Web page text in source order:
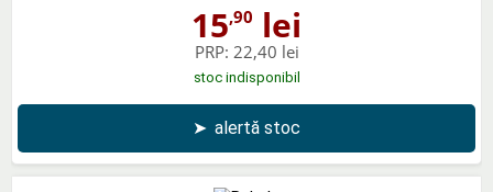
15,90 lei
PRP: 22,40 lei
stoc indisponibil
➤ alertă stoc